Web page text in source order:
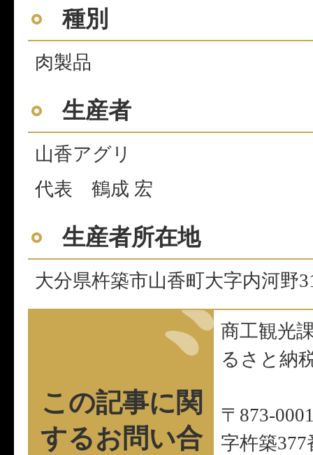
種別
肉製品
生産者
山香アグリ
代表 鶴成 宏
生産者所在地
大分県杵築市山香町大字内河野
この記事に関
するお問い合
商工観
るさと納
〒873-
字杵築377